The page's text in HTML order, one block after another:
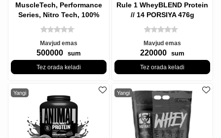
MuscleTech, Performance
Series, Nitro Tech, 100%
Whey Gold (100% Whey),
Double
Mavjud emas
500000 sum
Tez orada keladi
Rule 1 WheyBLEND Protein
// 14 PORSIYA 476g
(Chocolate)
Mavjud emas
220000 sum
Tez orada keladi
Yangi Yangi